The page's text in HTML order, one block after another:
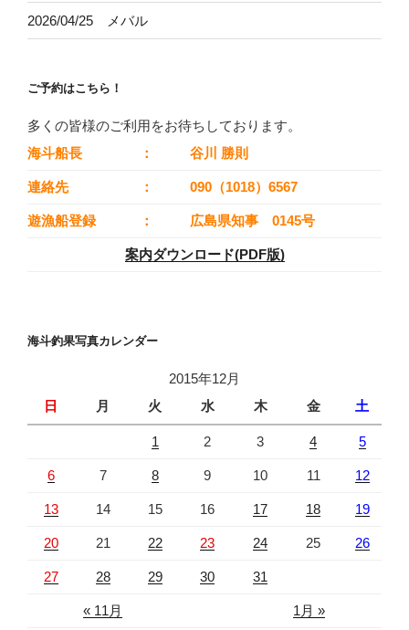
2026/04/25 メバル
ご予約はこちら！
多くの皆様のご利用をお待ちしております。
海斗船長
： 谷川 勝則
連絡先 ： 090（1018）6567
遊漁船登録 ： 広島県知事 0145号
案内ダウンロード(PDF版)
海斗釣果写真カレンダー
2015年12月
日
月 火 水 木 金 土
« 11月 1月 »
1 2 3 4 5
6 7 8 9 10 11 12
13 14 15 16 17 18 19
20 21 22 23 24 25 26
27 28 29 30 31